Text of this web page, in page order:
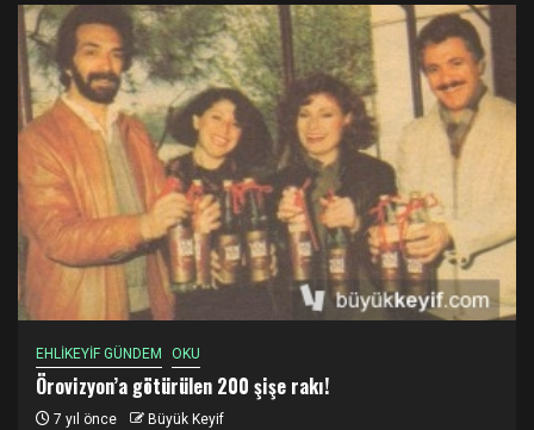
EHLİKEYİF GÜNDEM OKU
Örovizyon’a götürülen 200 şişe rakı!
7 yıl önce Büyük Keyif